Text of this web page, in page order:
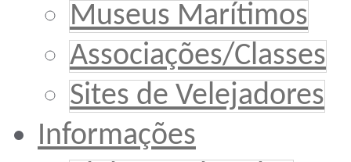
Museus Marítimos
Associações/Classes
Sites de Velejadores
Informações